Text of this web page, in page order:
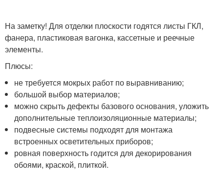
На заметку! Для отделки плоскости годятся листы ГКЛ,
фанера, пластиковая вагонка, кассетные и реечные
элементы.
Плюсы:
не требуется мокрых работ по выравниванию;
большой выбор материалов;
можно скрыть дефекты базового основания, уложить
дополнительные теплоизоляционные материалы;
подвесные системы подходят для монтажа
встроенных осветительных приборов;
ровная поверхность годится для декорирования
обоями, краской, плиткой.